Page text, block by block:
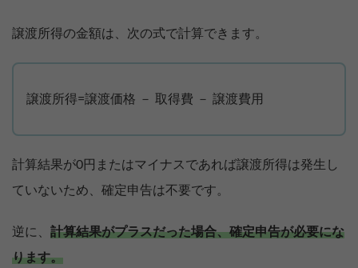
譲渡所得の金額は、次の式で計算できます。
譲渡所得=譲渡価格 － 取得費 － 譲渡費用
計算結果が0円またはマイナスであれば譲渡所得は発生し
ていないため、確定申告は不要です。
逆に、 計算結果がプラスだった場合、確定申告が必要にな
ります。
無料診断スタート